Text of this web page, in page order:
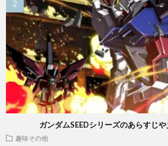
ガンダムSEEDシリーズのあらすじや
趣味その他